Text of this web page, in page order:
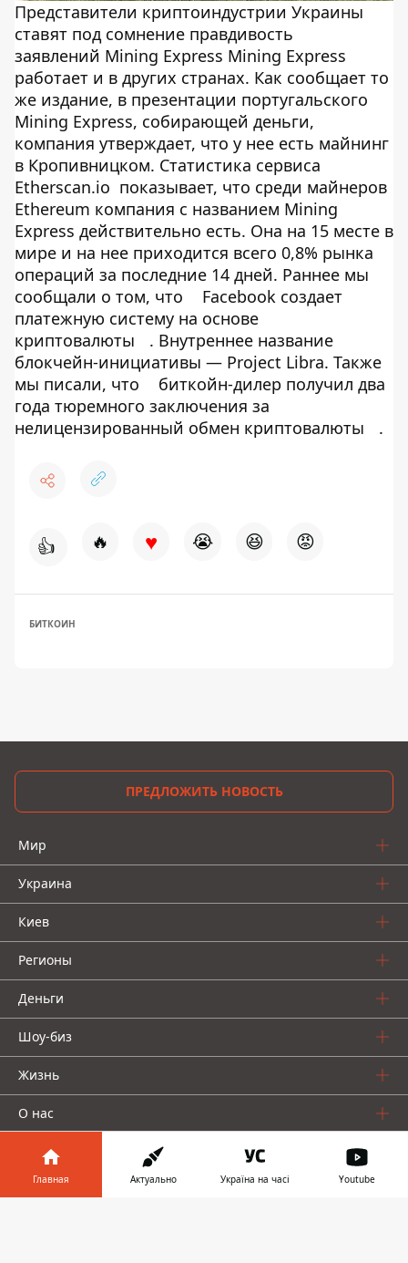
Представители криптоиндустрии Украины
ставят под сомнение правдивость
заявлений Mining Express Mining Express
работает и в других странах. Как сообщает то
же издание, в презентации португальского
Mining Express, собирающей деньги,
компания утверждает, что у нее есть майнинг
в Кропивницком. Статистика сервиса
Etherscan.io показывает, что среди майнеров
Ethereum компания с названием Mining
Express действительно есть. Она на 15 месте в
мире и на нее приходится всего 0,8% рынка
операций за последние 14 дней. Раннее мы
сообщали о том, что
Facebook создает
платежную систему на основе
криптовалюты
. Внутреннее название
блокчейн-инициативы — Project Libra. Также
мы писали, что
биткойн-дилер получил два
года тюремного заключения за
нелицензированный обмен криптовалюты
.
👍 🔥 ♥ 😭 😆 😡
БИТКОИН
ПРЕДЛОЖИТЬ НОВОСТЬ
Мир
Украина
Киев
Регионы
Деньги
Шоу-биз
Жизнь
О нас
Главная Актуально Україна на часі Youtube